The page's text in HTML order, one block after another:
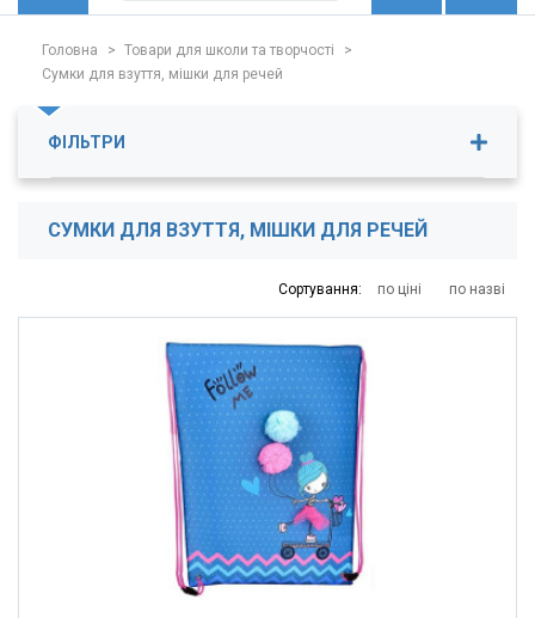
Головна > Товари для школи та творчості
>
Сумки для взуття, мішки для речей
ФІЛЬТРИ
СУМКИ ДЛЯ ВЗУТТЯ, МІШКИ ДЛЯ РЕЧЕЙ
Сортування: по ціні по назві